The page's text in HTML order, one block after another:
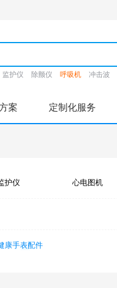
监护仪 除颤仪 呼吸机 冲击波
案 定制化服务
护仪 心电图机
康手表配件